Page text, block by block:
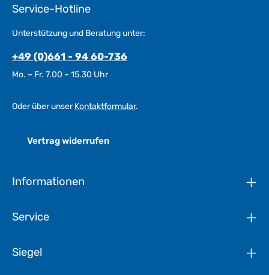
Service-Hotline
Unterstützung und Beratung unter:
+49 (0)661 - 94 60-736
Mo. – Fr. 7.00 – 15.30 Uhr
Oder über unserKontaktformular.
Vertrag widerrufen
Informationen
Service
Siegel